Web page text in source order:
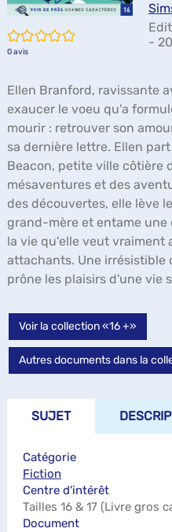
/5
0avis
-
Ellen Branford, ravissante
exaucer le voeu qu'a
mourir : retrouver son
sa dernière lettre. Ellen
Beacon, petite ville côtière
mésaventures et des
des découvertes, elle lève
grand-mère et entame une
la vie qu'elle veut vraiment
attachants. Une irrésistible
prône les plaisirs d'une vie
Voir la collection «16 +»
Autres documents dans la
SUJET
Catégorie
Fiction
Centre d'intérêt
Tailles 16 & 17 (Livre gros
Document